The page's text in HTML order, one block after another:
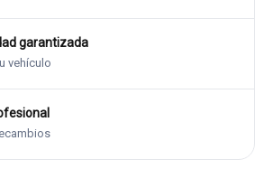
garantizada
vehículo